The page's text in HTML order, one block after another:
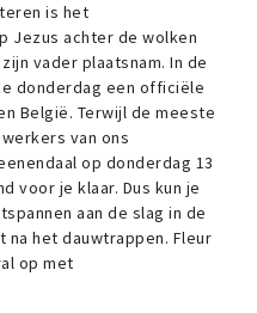
is het
Jezus achter de wolken
vader plaatsnam. In de
donderdag een officiële
België. Terwijl de meeste
van ons
op donderdag 13
voor je klaar. Dus kun je
aan de slag in de
na het dauwtrappen. Fleur
op met